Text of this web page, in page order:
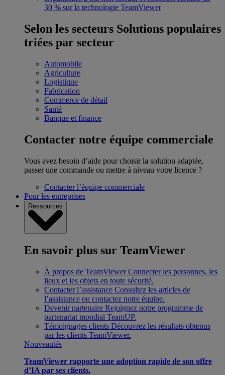
30 % sur la technologie TeamViewer
Selon les secteurs Solutions populaires
triées par secteur
Automobile
Agriculture
Logistique
Fabrication
Commerce de détail
Santé
Banque et finance
Contacter notre équipe commerciale
Vous avez besoin d’aide pour choisir la solution adaptée,
passer une commande ou mettre à niveau votre licence ?
Contacter l’équipe commerciale
Pour les entreprises
Ressources
En savoir plus sur TeamViewer
À propos de TeamViewer Connecter les personnes, les
lieux et les objets en toute sécurité.
Contacter l’assistance Consultez les articles de
l’assistance ou contactez notre équipe.
Devenir partenaire Rejoignez notre programme de
partenariat mondial TeamUP.
Témoignages clients Découvrez les résultats obtenus
par les clients TeamViewer.
Nouveautés
TeamViewer rapporte une adoption rapide de son offre
d’IA par ses clients.